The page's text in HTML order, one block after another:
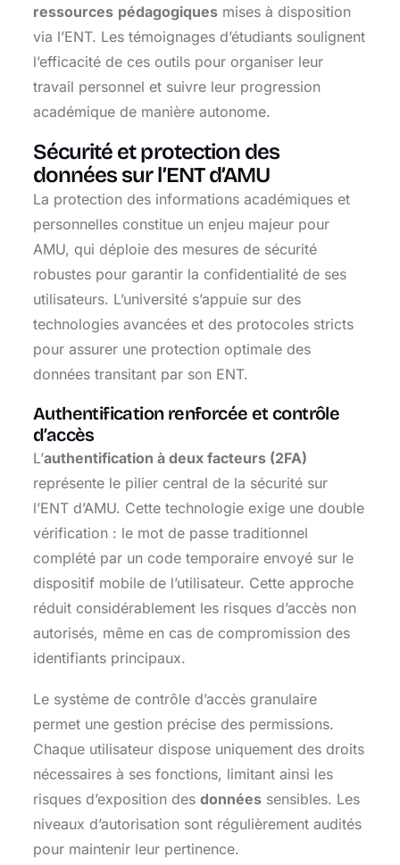
ressources pédagogiques mises à disposition
via l’ENT. Les témoignages d’étudiants soulignent
l’efficacité de ces outils pour organiser leur
travail personnel et suivre leur progression
académique de manière autonome.
Sécurité et protection des
données sur l’ENT d’AMU
La protection des informations académiques et
personnelles constitue un enjeu majeur pour
AMU, qui déploie des mesures de sécurité
robustes pour garantir la confidentialité de ses
utilisateurs. L’université s’appuie sur des
technologies avancées et des protocoles stricts
pour assurer une protection optimale des
données transitant par son ENT.
Authentification renforcée et contrôle
d’accès
L’authentification à deux facteurs (2FA)
représente le pilier central de la sécurité sur
l’ENT d’AMU. Cette technologie exige une double
vérification : le mot de passe traditionnel
complété par un code temporaire envoyé sur le
dispositif mobile de l’utilisateur. Cette approche
réduit considérablement les risques d’accès non
autorisés, même en cas de compromission des
identifiants principaux.
Le système de contrôle d’accès granulaire
permet une gestion précise des permissions.
Chaque utilisateur dispose uniquement des droits
nécessaires à ses fonctions, limitant ainsi les
risques d’exposition des données sensibles. Les
niveaux d’autorisation sont régulièrement audités
pour maintenir leur pertinence.